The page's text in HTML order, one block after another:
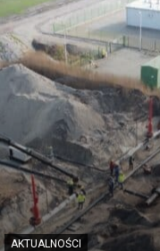
AKTUALNOŚCI